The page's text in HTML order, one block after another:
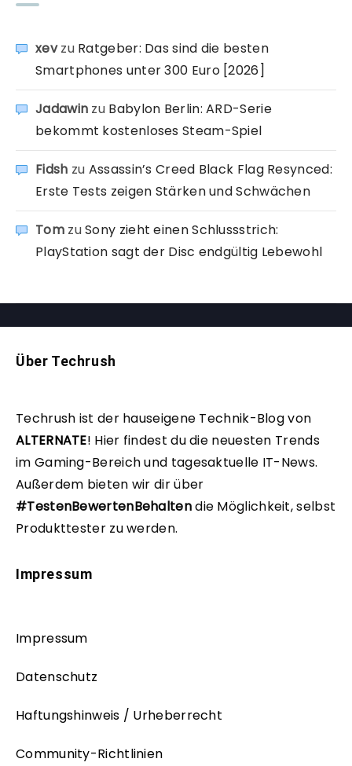
xevzu Ratgeber: Das sind die besten
Smartphones unter 300 Euro [2026]
Jadawin zu Babylon Berlin: ARD-Serie
bekommt kostenloses Steam-Spiel
Fidsh zu Assassin’s Creed Black Flag Resynced:
Erste Tests zeigen Stärken und Schwächen
TomzuSony zieht einen Schlussstrich:
PlayStation sagt der Disc endgültig Lebewohl
Über Techrush
Techrush ist der hauseigene Technik-Blog von
ALTERNATE! Hier findest du die neuesten Trends
im Gaming-Bereich und tagesaktuelle IT-News.
Außerdem bieten wir dir über
#TestenBewertenBehaltendie Möglichkeit, selbst
Produkttester zu werden.
Impressum
Impressum
Datenschutz
Haftungshinweis / Urheberrecht
Community-Richtlinien